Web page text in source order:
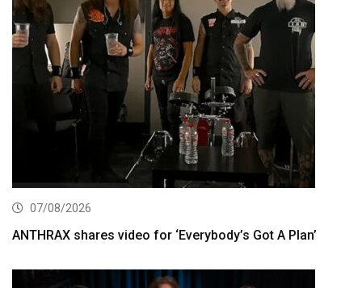
07/08/2026
ANTHRAX shares video for ‘Everybody’s Got A Plan’